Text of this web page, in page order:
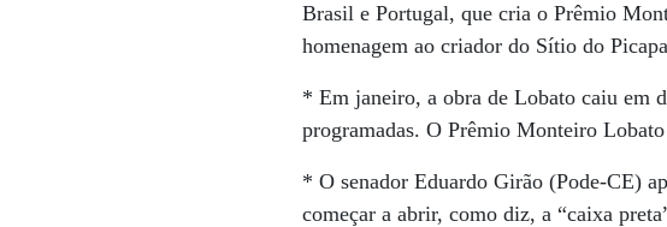
Brasil e Portugal, que cria o Prêmio
homenagem ao criador do Sítio do
* Em janeiro, a obra de Lobato caiu em
programadas. O Prêmio Monteiro
* O senador Eduardo Girão (Pode-CE)
começar a abrir, como diz, a “caixa